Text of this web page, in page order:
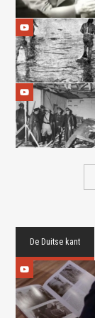
De Duitse kant